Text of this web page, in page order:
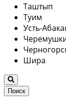
Таштып
Туим
Усть-
Шира
Поиск